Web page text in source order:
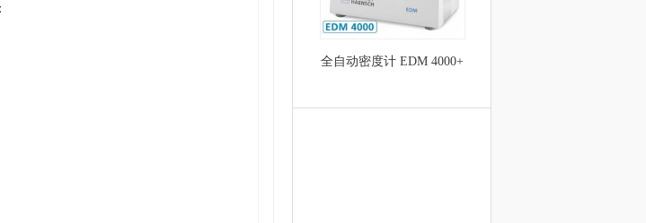
全自动密度计 EDM 4000+